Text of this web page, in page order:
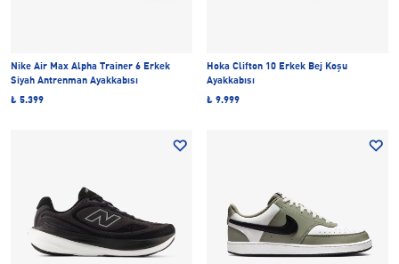
Nike Air Max Alpha Trainer 6 Erkek
Siyah Antrenman Ayakkabısı
₺ 5.399
Hoka Clifton 10 Erkek Bej Koşu
Ayakkabısı
₺ 9.999